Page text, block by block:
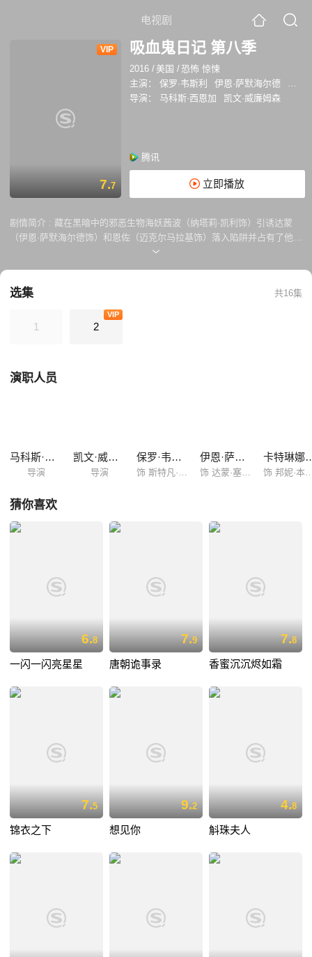
电视剧
VIP
7.7
吸血鬼日记 第八季
2016 / 美国 /恐怖 惊悚
主演：
保罗·韦斯利 伊恩·萨默海尔德
卡特
导演：
马科斯·西恩加 凯文·威廉姆森
腾讯
立即播放
剧情简介 : 藏在黑暗中的邪恶生物海妖茜波（纳塔莉·凯利饰）引诱达蒙
（伊恩·萨默海尔德饰）和恩佐（迈克尔马拉基饰）落入陷阱并占有了他
们，将两人变成冷酷无情的杀人机器，捕获有罪恶的人以便达到嗜血化人
开了危险的黑暗世界，但他的父亲会回到神秘瀑布镇与他团聚，并引发出
他家族的秘密。失去法力的邦妮（卡特琳娜·格兰厄姆饰）在命悬一线的时
刻重拾魔法。斯特凡（保罗·韦斯利饰）、卡罗琳（坎迪丝·阿科拉饰）和
了人性的达蒙将回到神秘瀑布镇参加婚礼的泰勒（迈克尔·特维诺饰）残忍
杀害。邦妮最终打破了诅咒将沉睡的埃琳娜（妮娜·杜波夫饰）唤醒；同
选集 共16集
1 2
VIP
演职人员
马科斯·西恩加
导演
凯文·威廉姆森
导演
保罗·韦斯利
饰 斯特凡·萨尔瓦托
伊恩·萨默海尔德
饰 达蒙·塞尔瓦托
卡特琳
饰 邦妮·
猜你喜欢
6.8
一闪一闪亮星星
7.9
唐朝诡事录
7.8
香蜜沉沉烬如霜
7.5
锦衣之下
9.2
想见你
4.8
斛珠夫人